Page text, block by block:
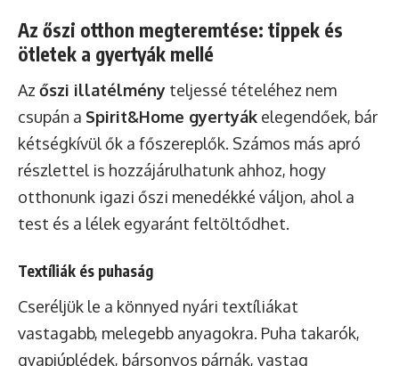
Az őszi otthon megteremtése: tippek és
ötletek a gyertyák mellé
Az őszi illatélmény teljessé tételéhez nem
csupán a Spirit&Home gyertyák elegendőek, bár
kétségkívül ők a főszereplők. Számos más apró
részlettel is hozzájárulhatunk ahhoz, hogy
otthonunk igazi őszi menedékké váljon, ahol a
test és a lélek egyaránt feltöltődhet.
Textíliák és puhaság
Cseréljük le a könnyed nyári textíliákat
vastagabb, melegebb anyagokra. Puha takarók,
gyapjúplédek, bársonyos párnák, vastag